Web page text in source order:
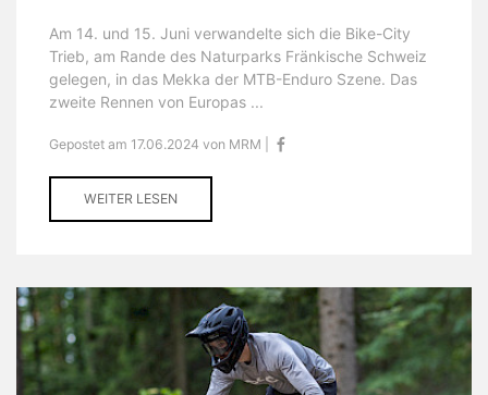
Am 14. und 15. Juni verwandelte sich die Bike-City
Trieb, am Rande des Naturparks Fränkische Schweiz
gelegen, in das Mekka der MTB-Enduro Szene. Das
zweite Rennen von Europas ...
Gepostet am 17.06.2024 von MRM |
WEITER LESEN